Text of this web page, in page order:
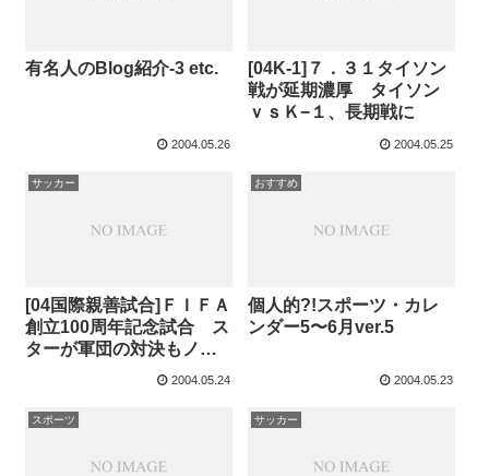
有名人のBlog紹介-3 etc.
2004.05.26
[04K-1]７．３１タイソン
戦が延期濃厚 タイソン
ｖｓＫ−１、長期戦に
2004.05.25
サッカー
[04国際親善試合]ＦＩＦＡ
創立100周年記念試合 ス
ターが軍団の対決もノー
2004.05.24
おすすめ
個人的?!スポーツ・カレ
ンダー5〜6月ver.5
2004.05.23
スポーツ サッカー